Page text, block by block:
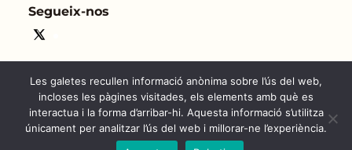
Segueix-nos
Copyright © 2026 - Tots els drets Contacte |
Les galetes recullen informació anònima sobre l’ús del web,
incloses les pàgines visitades, els elements amb què es
interactua i la forma d’arribar-hi. Aquesta informació s’utilitza
únicament per analitzar l’ús del web i millorar-ne l’experiència.